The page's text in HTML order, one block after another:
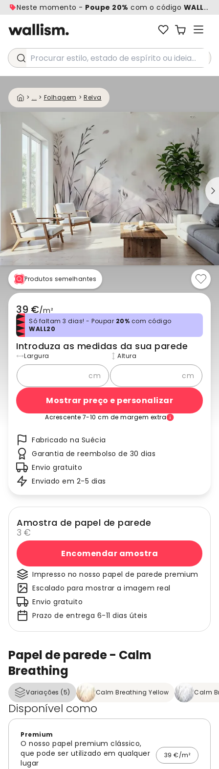
Neste momento - Poupe 20% com o código WALL20
Procurar estilo, estado de espírito ou ideia...
> ... > Folhagem > Relva
Papel de parede - Calm
Breathing
Variações (5) Calm Breathing Yellow Calm
Disponível como
Premium
O nosso papel premium clássico,
que pode ser utilizado em qualquer
lugar
39 €/m²
Produtos semelhantes
39 €/m²
Só faltam 3 dias! - Poupar 20% com código
WALL20
Introduza as medidas da sua parede
Largura
cm
Altura
cm
Mostrar preço e personalizar
Acrescente 7-10 cm de margem extra
Fabricado na Suécia
Garantia de reembolso de 30 dias
Envio gratuito
Enviado em 2-5 dias
Amostra de papel de parede
3 €
Encomendar amostra
Impresso no nosso papel de parede premium
Escalado para mostrar a imagem real
Envio gratuito
Prazo de entrega 6-11 dias úteis